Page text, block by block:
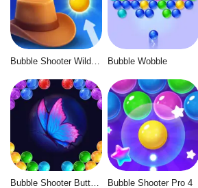
Bubble Wobble
Bubble Shooter Pro 4